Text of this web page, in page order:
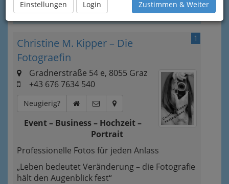
Einstellungen Login Zustimmen & Weiter
Alle Bezirke
1
Christine M. Kipper – Die
Fotograefin
Gradnerstraße 54 e, 8055 Graz
+43 676 7634 540
Neugierig?
Event – Business – Hochzeit –
Portrait
Professionelle Fotos für jeden Anlass
„Leben bedeutet Veränderung – die Fotografie
hält den Augenblick fest“